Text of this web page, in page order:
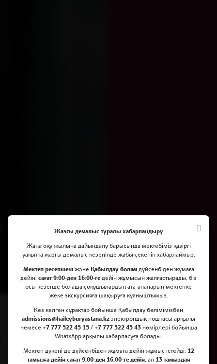
Haileybury Astana-ға қалай
түсуге болады
HAILEYBURY ASTANA-ҒА ҚАЛАЙ ТҮСУГЕ БОЛАДЫ
Жазғы демалыс туралы хабарландыру
Жаңа оқу жылына дайындалу барысында мектебіміз қазіргі
уақытта жазғы демалыс кезеңінде жабық екенін хабарлаймыз.
Мектеп ресепшеніжәне Қабылдау бөлімідүйсенбіден жұмаға
дейін, сағат 9:00-ден 16:00-ге дейін жұмысын жалғастырады, біз
осы кезеңде болашақ оқушылардың ата-аналарын мектепке
жеке экскурсияға шақыруға қуаныштымыз.
Кез келген сұрақтар бойынша Қабылдау бөлімімізбен
admissions@haileyburyastana.kz электрондық поштасы арқылы
немесе +7 777 522 45 15 / +7 777 522 45 43нөмірлері бойынша
WhatsApp арқылы хабарласуға болады.
Мектеп дүкені де дүйсенбіден жұмаға дейін жұмыс істейді: 12
тамызға дейін сағат 9:00-ден 16:00-ге дейін, ал 13 тамыздан